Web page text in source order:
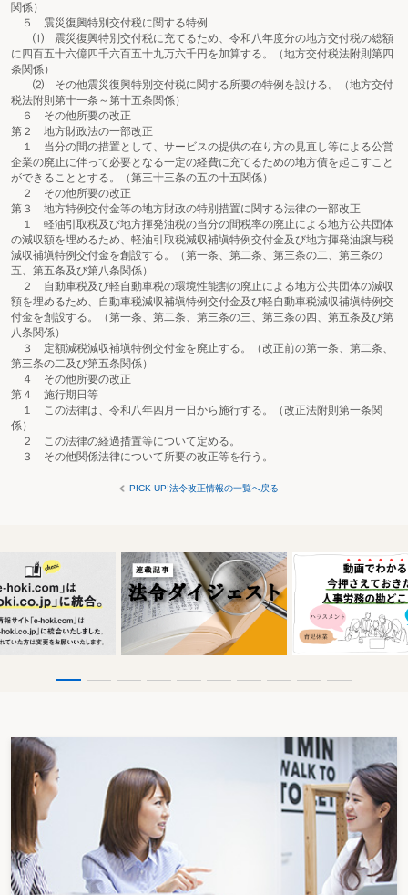
関係）
５ 震災復興特別交付税に関する特例
⑴ 震災復興特別交付税に充てるため、令和八年度分の地方交付税の総額
に四百五十六億四千六百五十九万六千円を加算する。（地方交付税法附則第四
条関係）
⑵ その他震災復興特別交付税に関する所要の特例を設ける。（地方交付
税法附則第十一条～第十五条関係）
６ その他所要の改正
第２ 地方財政法の一部改正
１ 当分の間の措置として、サービスの提供の在り方の見直し等による公営
企業の廃止に伴って必要となる一定の経費に充てるための地方債を起こすこと
ができることとする。（第三十三条の五の十五関係）
２ その他所要の改正
第３ 地方特例交付金等の地方財政の特別措置に関する法律の一部改正
１ 軽油引取税及び地方揮発油税の当分の間税率の廃止による地方公共団体
の減収額を埋めるため、軽油引取税減収補塡特例交付金及び地方揮発油譲与税
減収補塡特例交付金を創設する。（第一条、第二条、第三条の二、第三条の
五、第五条及び第八条関係）
２ 自動車税及び軽自動車税の環境性能割の廃止による地方公共団体の減収
額を埋めるため、自動車税減収補塡特例交付金及び軽自動車税減収補塡特例交
付金を創設する。（第一条、第二条、第三条の三、第三条の四、第五条及び第
八条関係）
３ 定額減税減収補塡特例交付金を廃止する。（改正前の第一条、第二条、
第三条の二及び第五条関係）
４ その他所要の改正
第４ 施行期日等
１ この法律は、令和八年四月一日から施行する。（改正法附則第一条関
係）
２ この法律の経過措置等について定める。
３ その他関係法律について所要の改正等を行う。
PICK UP!法令改正情報の一覧へ戻る